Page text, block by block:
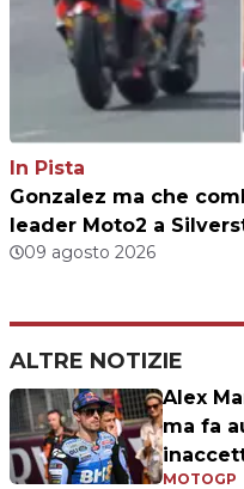
In Pista
Gonzalez ma che
leader Moto2 a
09 agosto 2026
ALTRE NOTIZIE
Alex
ma fa
MOTOGP